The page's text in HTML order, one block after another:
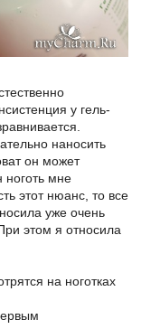
у гель-
наносить
он может
ноготь мне
этот нюанс, то все
уже очень
этом я относила
на ноготках